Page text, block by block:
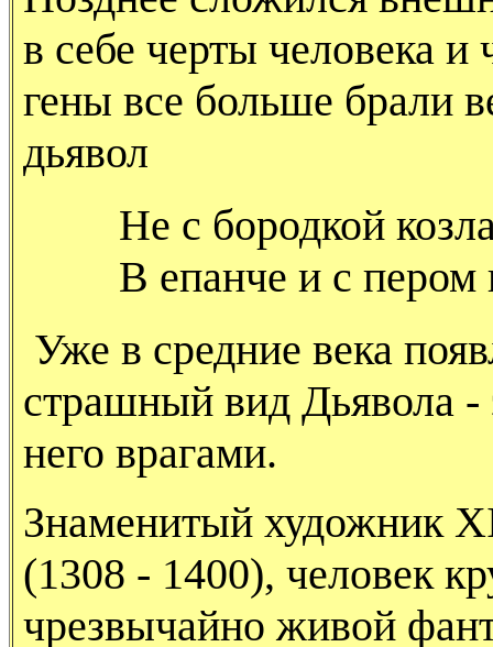
в себе черты человека и
гены все больше брали
дьявол
Не с бородкой
В епанче и с
Уже в средние века
страшный вид Дьявола -
него врагами.
Знаменитый художник
(1308 - 1400), человек
чрезвычайно живой